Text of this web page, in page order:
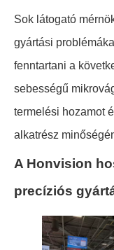
Sok látogató
gyártási
fenntartani a
sebességű
termelési hozamot
alkatrész
A Honvision
precíziós